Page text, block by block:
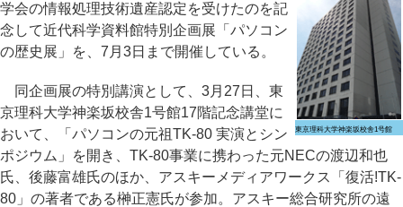
東京理科大学神楽坂校舎1号館
学会の情報処理技術遺産認定を受けたのを記
念して近代科学資料館特別企画展「パソコン
の歴史展」を、7月3日まで開催している。
同企画展の特別講演として、3月27日、東
京理科大学神楽坂校舎1号館17階記念講堂に
おいて、「パソコンの元祖TK-80 実演とシン
ポジウム」を開き、TK-80事業に携わった元NECの渡辺和也
氏、後藤富雄氏のほか、アスキーメディアワークス「復活!TK-
80」の著者である榊正憲氏が参加。アスキー総合研究所の遠